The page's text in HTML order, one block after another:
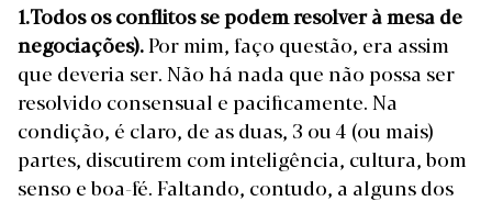
1.Todos os conflitos se podem resolver à mesa de
negociações).Por mim, faço questão, era assim
que deveria ser. Não há nada que não possa ser
resolvido consensual e pacificamente. Na
condição, é claro, de as duas, 3 ou 4 (ou mais)
partes, discutirem com inteligência, cultura, bom
senso e boa-fé. Faltando, contudo, a alguns dos